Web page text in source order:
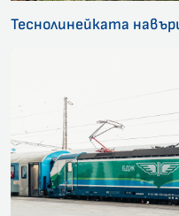
Теснолинейката